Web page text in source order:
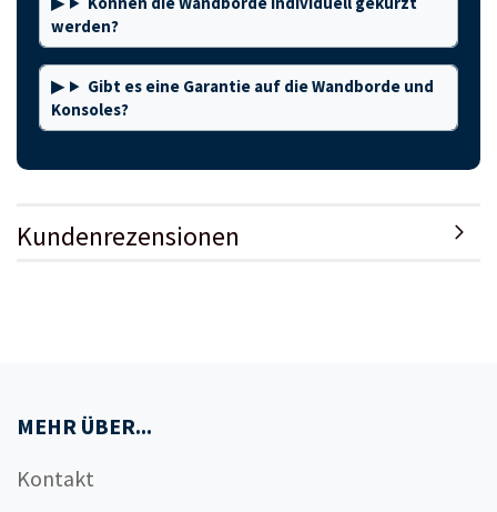
werden?
Gibt es eine Garantie auf die Wandborde und
Konsoles?
Kundenrezensionen
MEHR ÜBER...
Kontakt